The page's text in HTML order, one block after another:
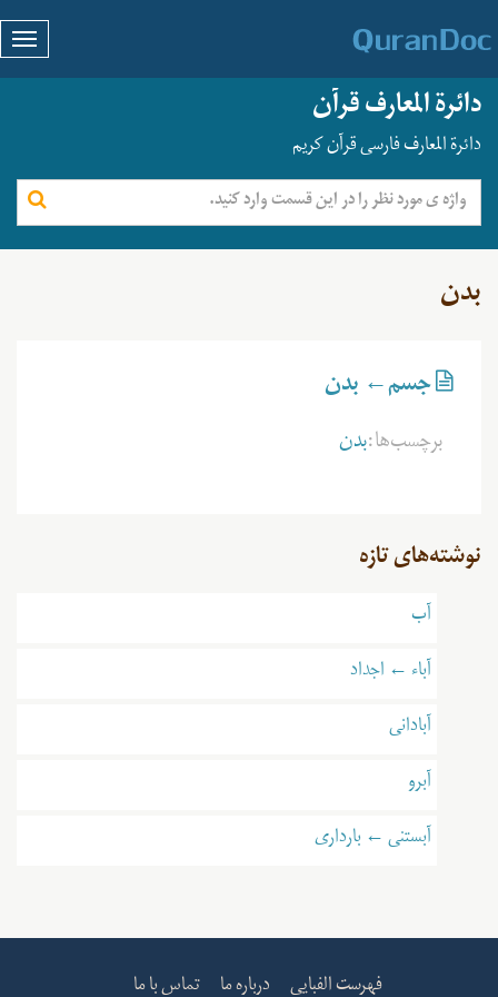
دائرة المعارف قرآن
دائرة المعارف فارسی قرآن کریم
بدن
جسم← بدن
برچسب‌ها:بدن
نوشته‌های تازه
آب
آباء ← اجداد
آبادانی
آبرو
آبستنی ← بارداری
فهرست الفبایی درباره ما تماس با ما